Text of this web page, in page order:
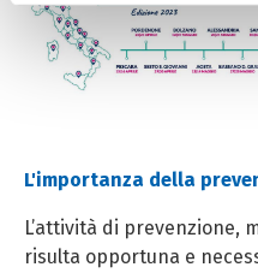
anonimi e di profilazione,
effettuare analisi
pubblicità, anche
«RIFIUTA»; in questo
esclusivamente con i
informazioni, ti invitiamo a
L'importanza della
L’attività di prevenzione,
risulta opportuna e